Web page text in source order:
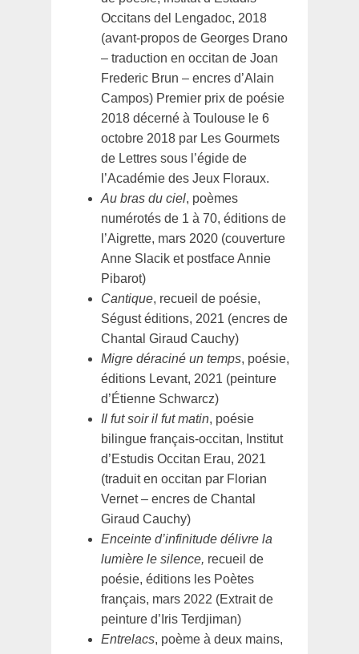
Occitans del Lengadoc, 2018
(avant-propos de Georges Drano
– traduction en occitan de Joan
Frederic Brun – encres d’Alain
Campos) Premier prix de poésie
2018 décerné à Toulouse le 6
octobre 2018 par Les Gourmets
de Lettres sous l’égide de
l’Académie des Jeux Floraux.
Au bras du ciel, poèmes
numérotés de 1 à 70, éditions de
l’Aigrette, mars 2020 (couverture
Anne Slacik et postface Annie
Pibarot)
Cantique, recueil de poésie,
Ségust éditions, 2021 (encres de
Chantal Giraud Cauchy)
Migre déraciné un temps, poésie,
éditions Levant, 2021 (peinture
d’Étienne Schwarcz)
Il fut soir il fut matin, poésie
bilingue français-occitan, Institut
d’Estudis Occitan Erau, 2021
(traduit en occitan par Florian
Vernet – encres de Chantal
Giraud Cauchy)
Enceinte d’infinitude délivre la
lumière le silence, recueil de
poésie, éditions les Poètes
français, mars 2022 (Extrait de
peinture d’Iris Terdjiman)
Entrelacs, poème à deux mains,